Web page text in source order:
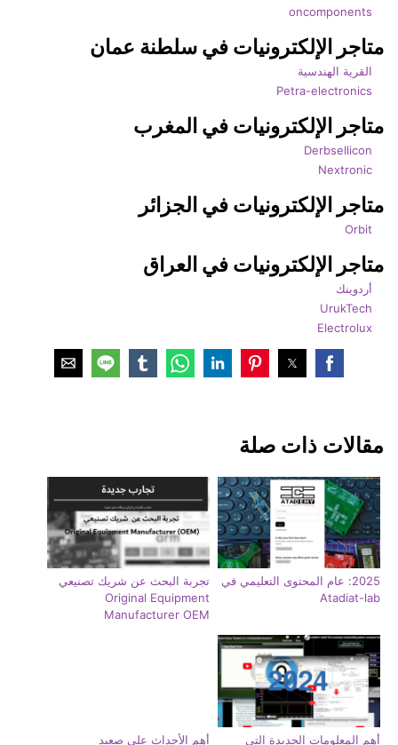
oncomponents
متاجر الإلكترونيات في سلطنة عمان
القرية الهندسية
Petra-electronics
متاجر الإلكترونيات في المغرب
Derbsellicon
Nextronic
متاجر الإلكترونيات في الجزائر
Orbit
متاجر الإلكترونيات في العراق
أردوينك
UrukTech
Electrolux
مقالات ذات صلة
2025: عام المحتوى التعليمي في
Atadiat-lab
تجربة البحث عن شريك تصنيعي
Original Equipment
Manufacturer OEM
أهم المعلومات الجديدة التي أهم الأحداث على صعيد